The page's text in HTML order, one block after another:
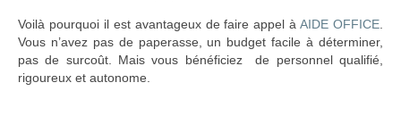
Voilà pourquoi il est avantageux de faire appel àAIDE OFFICE
Vous n’avez pas de paperasse, un budget facile à déterminer,
pas de surcoût. Mais vous bénéficiez de personnel qualifié,
rigoureux et autonome.